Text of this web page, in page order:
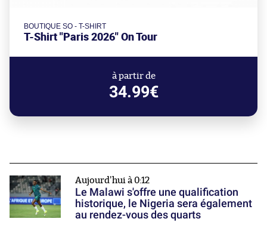
BOUTIQUE SO - T-SHIRT
T-Shirt "Paris 2026" On Tour
à partir de
34.99€
Aujourd'hui à 0:12
Le Malawi s'offre une qualification
historique, le Nigeria sera également
au rendez-vous des quarts